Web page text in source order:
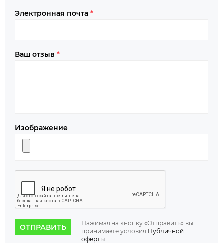
Электронная почта *
Ваш отзыв *
Изображение
ОТПРАВИТЬ
Нажимая на кнопку «Отправить» вы
принимаете условия Публичной
оферты